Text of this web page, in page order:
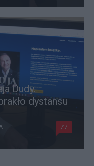
Dudy.
dystansu
77